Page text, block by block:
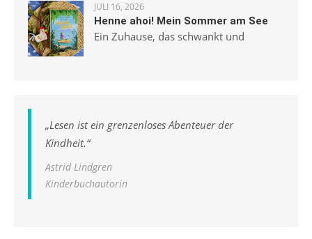
JULI 16, 2026
Henne ahoi! Mein Sommer am See
Ein Zuhause, das schwankt und
„Lesen ist ein grenzenloses Abenteuer der
Kindheit.“
Astrid Lindgren
Kinderbuchautorin